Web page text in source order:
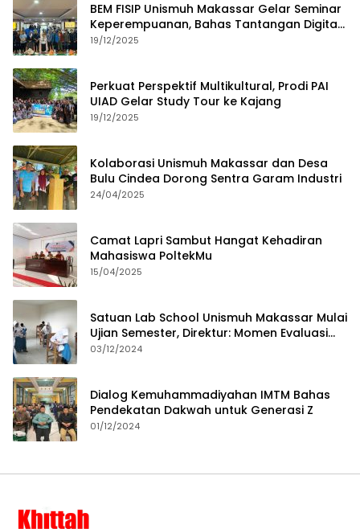
BEM FISIP Unismuh Makassar Gelar Seminar
Keperempuanan, Bahas Tantangan Digital
dan Budaya Lokal
19/12/2025
Perkuat Perspektif Multikultural, Prodi PAI
UIAD Gelar Study Tour ke Kajang
19/12/2025
Kolaborasi Unismuh Makassar dan Desa
Bulu Cindea Dorong Sentra Garam Industri
24/04/2025
Camat Lapri Sambut Hangat Kehadiran
Mahasiswa PoltekMu
15/04/2025
Satuan Lab School Unismuh Makassar Mulai
Ujian Semester, Direktur: Momen Evaluasi
Proses Pembelajaran
03/12/2024
Dialog Kemuhammadiyahan IMTM Bahas
Pendekatan Dakwah untuk Generasi Z
01/12/2024